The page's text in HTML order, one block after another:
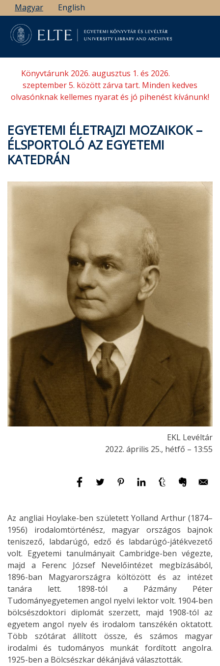
Ugrás
a
tartalomra
Magyar English
Könyvtárunk 2026. augusztus 1. és 2026.
szeptember 5. között zárva tart. Minden kedves
olvasónknak kellemes nyarat és jó pihenést kívánunk!
EGYETEMI ÉLETRAJZI MOZAIKOK –
ÉLSPORTOLÓ AZ EGYETEMI
KATEDRÁN
EKL Levéltár
2022. április 25., hétfő – 13:55
Az angliai Hoylake-ben született Yolland Arthur (1874–
1956) irodalomtörténész, magyar országos bajnok
teniszező, labdarúgó, edző és labdarúgó-játékvezető
volt. Egyetemi tanulmányait Cambridge-ben végezte,
majd a Ferenc József Nevelőintézet megbízásából,
1896-ban Magyarországra költözött és az intézet
tanára lett. 1898-tól a Pázmány Péter
Tudományegyetemen angol nyelvi lektor volt. 1904-ben
bölcsészdoktori diplomát szerzett, majd 1908-tól az
egyetem angol nyelv és irodalom tanszékén oktatott.
Több szótárat állított össze, és számos magyar
irodalmi és tudományos munkát fordított angolra.
1925-ben a Bölcsészkar dékánjává választották.